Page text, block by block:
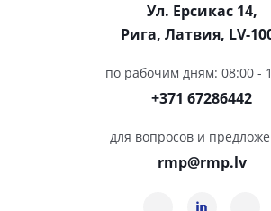
Ул. Ерсикас 14,
Рига, Латвия, LV-
по рабочим дням: 08:00 -
+371 67286442
для вопросов и
rmp@rmp.lv